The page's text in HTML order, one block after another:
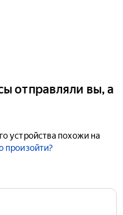
отправляли вы, а
устройства похожи на
произойти?